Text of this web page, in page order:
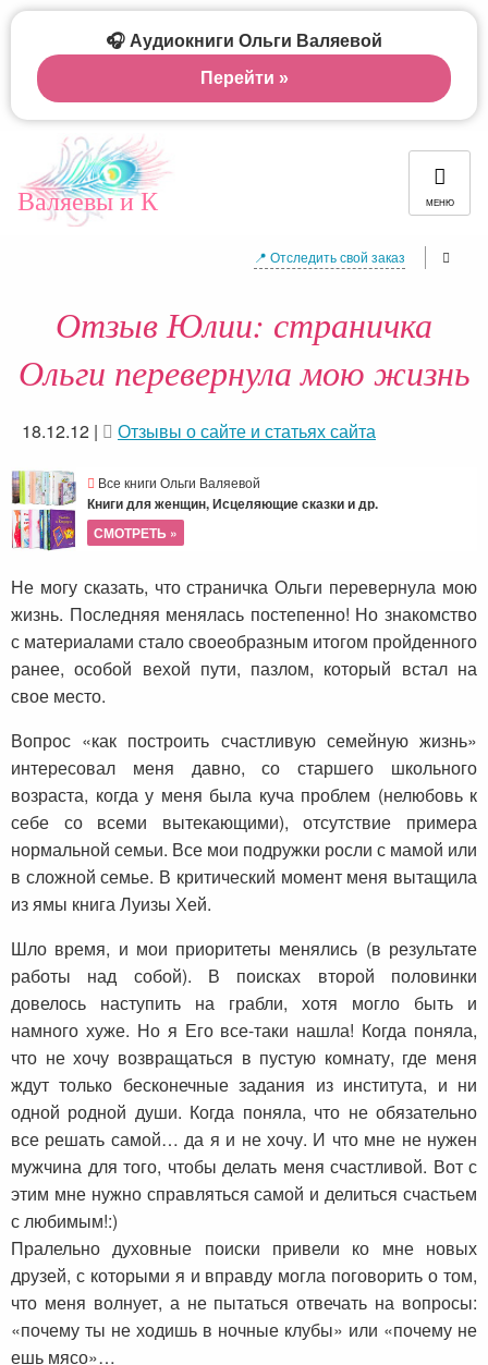
Валяевы и К МЕНЮ
📍 Отследить свой заказ
Отзыв Юлии: страничка
Ольги перевернула мою жизнь
18.12.12 | Отзывы о сайте и статьях сайта
Все книги Ольги Валяевой
Книги для женщин, Исцеляющие сказки и др.
СМОТРЕТЬ »
Не могу сказать, что страничка Ольги перевернула мою
жизнь. Последняя менялась постепенно! Но знакомство
с материалами стало своеобразным итогом пройденного
ранее, особой вехой пути, пазлом, который встал на
свое место.
Вопрос «как построить счастливую семейную жизнь»
интересовал меня давно, со старшего школьного
возраста, когда у меня была куча проблем (нелюбовь к
себе со всеми вытекающими), отсутствие примера
нормальной семьи. Все мои подружки росли с мамой или
в сложной семье. В критический момент меня вытащила
из ямы книга Луизы Хей.
Шло время, и мои приоритеты менялись (в результате
работы над собой). В поисках второй половинки
довелось наступить на грабли, хотя могло быть и
намного хуже. Но я Его все-таки нашла! Когда поняла,
что не хочу возвращаться в пустую комнату, где меня
ждут только бесконечные задания из института, и ни
одной родной души. Когда поняла, что не обязательно
все решать самой… да я и не хочу. И что мне не нужен
мужчина для того, чтобы делать меня счастливой. Вот с
этим мне нужно справляться самой и делиться счастьем
с любимым!:)
Пралельно духовные поиски привели ко мне новых
друзей, с которыми я и вправду могла поговорить о том,
что меня волнует, а не пытаться отвечать на вопросы:
«почему ты не ходишь в ночные клубы» или «почему не
ешь мясо»…
🎧 Аудиокниги Ольги Валяевой
Перейти »